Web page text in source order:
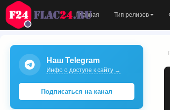
Главная Тип релизов
Наш Telegram
Инфо о доступе к сайту →
Подписаться на канал